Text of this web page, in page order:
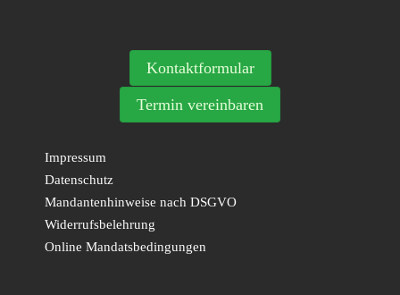
Kontaktformular
Termin vereinbaren
Impressum
Datenschutz
Mandantenhinweise nach DSGVO
Widerrufsbelehrung
Online Mandatsbedingungen